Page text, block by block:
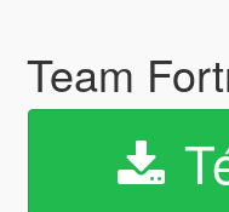
Team